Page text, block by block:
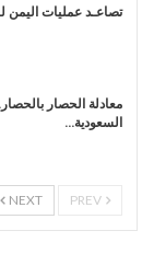
تصاعـد عمليات اليمن
معادلة الحصار
السعودية…
NEXT